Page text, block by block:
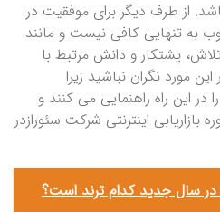
از طرف دیگر برای موفقیت در
به تنهایی کافی نیست و مانند
پشتکار و دانش مرتبط با
این مورد نگران نباشید زیرا
این راه راهنمایی می کنند و
بازاریابی اینترنتی شرکت سئورازدر
سال جدید کدام ترند است؟